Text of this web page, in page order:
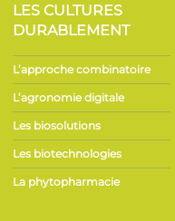
LES CULTURES
DURABLEMENT
L’approche combinatoire
L’agronomie digitale
Les biosolutions
Les biotechnologies
La phytopharmacie